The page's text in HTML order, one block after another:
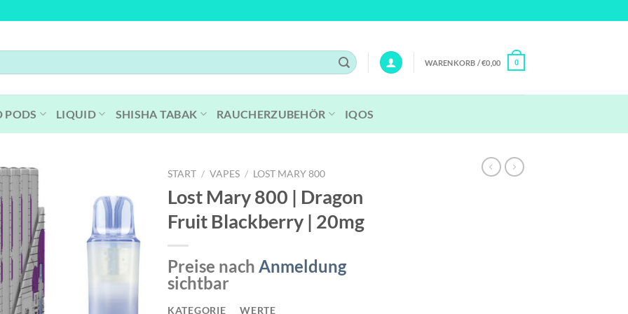
WARENKORB /€0,00 0
PODS LIQUID SHISHA TABAK RAUCHERZUBEHÖR IQOS
START / VAPES / LOST MARY 800
Lost Mary 800 | Dragon
Fruit Blackberry | 20mg
Preise nach Anmeldung
sichtbar
KATEGORIE
WERTE